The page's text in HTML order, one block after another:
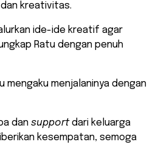
kreativitas.
ide-ide kreatif agar
Ratu dengan penuh
mengaku menjalaninya dengan
dan supportdari keluarga
kesempatan, semoga